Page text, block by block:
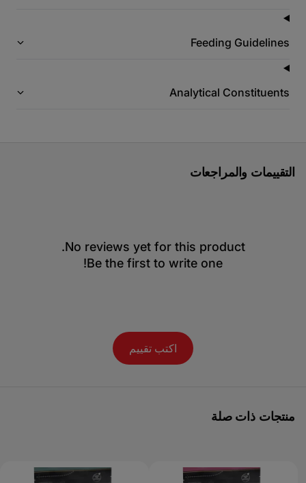
Feeding Guidelines
Analytical Constituents
التقييمات والمراجعات
No reviews yet for this product.
Be the first to write one!
اكتب تقييم
منتجات ذات صلة